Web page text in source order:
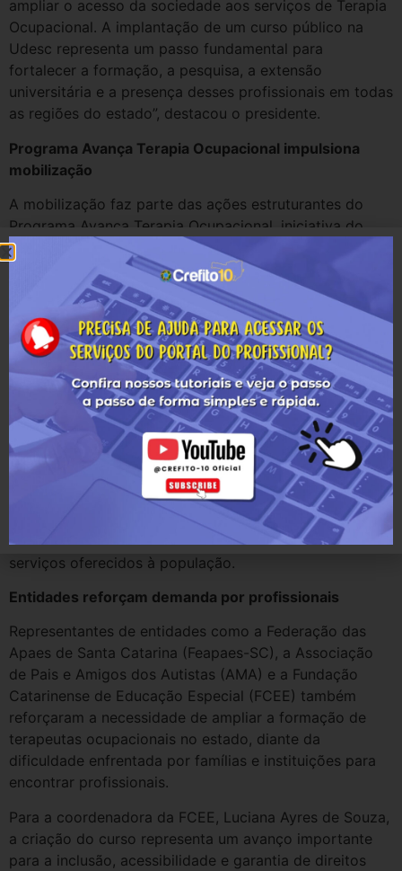
ampliar o acesso da sociedade aos serviços de Terapia
Ocupacional. A implantação de um curso público na
Udesc representa um passo fundamental para
fortalecer a formação, a pesquisa, a extensão
universitária e a presença desses profissionais em todas
as regiões do estado”, destacou o presidente.
Programa Avança Terapia Ocupacional impulsiona
mobilização
A mobilização faz parte das ações estruturantes do
Programa Avança Terapia Ocupacional, iniciativa do
CREFITO-10 criada para impulsionar o desenvolvimento
da profissão em Santa Catarina. Nos últimos anos, o
programa tem promovido articulações institucionais,
diálogo com gestores públicos, levantamento de
demandas regionais e ações voltadas à expansão da
formação profissional no estado.
Segundo o Conselho, até poucos anos atrás Santa
Catarina contava com apenas um curso de graduação
em Terapia Ocupacional. Atualmente, já existem dez
graduações em instituições privadas, resultado de um
movimento de fortalecimento da profissão no estado.
Ainda assim, a ausência de um curso público limita o
acesso à formação e impacta diretamente a produção
científica, os projetos de extensão e a qualificação dos
serviços oferecidos à população.
Entidades reforçam demanda por profissionais
Representantes de entidades como a Federação das
Apaes de Santa Catarina (Feapaes-SC), a Associação
de Pais e Amigos dos Autistas (AMA) e a Fundação
Catarinense de Educação Especial (FCEE) também
reforçaram a necessidade de ampliar a formação de
terapeutas ocupacionais no estado, diante da
dificuldade enfrentada por famílias e instituições para
encontrar profissionais.
Para a coordenadora da FCEE, Luciana Ayres de Souza,
a criação do curso representa um avanço importante
para a inclusão, acessibilidade e garantia de direitos